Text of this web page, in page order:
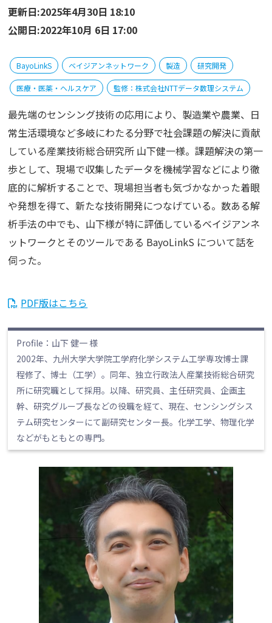
更新日:2025年4月30日 18:10
公開日:2022年10月 6日 17:00
BayoLinkS ベイジアンネットワーク 製造 研究開発
医療・医薬・ヘルスケア 監修：株式会社NTTデータ数理システム
最先端のセンシング技術の応用により、製造業や農業、日
常生活環境など多岐にわたる分野で社会課題の解決に貢献
している産業技術総合研究所 山下健一様。課題解決の第一
歩として、現場で収集したデータを機械学習などにより徹
底的に解析することで、現場担当者も気づかなかった着眼
や発想を得て、新たな技術開発につなげている。数ある解
析手法の中でも、山下様が特に評価しているベイジアンネ
ットワークとそのツールである BayoLinkS について話を
伺った。
PDF版はこちら
Profile：山下 健一 様
2002年、九州大学大学院工学府化学システム工学専攻博士課
程修了、博士（工学）。同年、独立行政法人産業技術総合研究
所に研究職として採用。以降、研究員、主任研究員、企画主
幹、研究グループ長などの役職を経て、現在、センシングシス
テム研究センターにて副研究センター長。化学工学、物理化学
などがもともとの専門。